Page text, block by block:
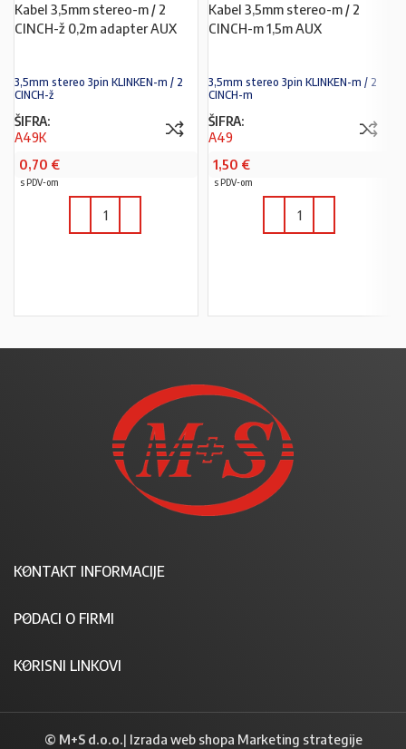
Kabel 3,5mm stereo-m / 2
CINCH-ž 0,2m adapter AUX
3,5mm stereo 3pin KLINKEN-m / 2
CINCH-ž
ŠIFRA:
A49K
0,70 €
s PDV-om
Kabel 3,5mm stereo-m / 2
CINCH-m 1,5m AUX
3,5mm stereo 3pin KLINKEN-m / 2
CINCH-m
ŠIFRA:
A49
1,50 €
s PDV-om
KONTAKT INFORMACIJE
PODACI O FIRMI
KORISNI LINKOVI
© M+S d.o.o.| Izrada web shopa Marketing strategije